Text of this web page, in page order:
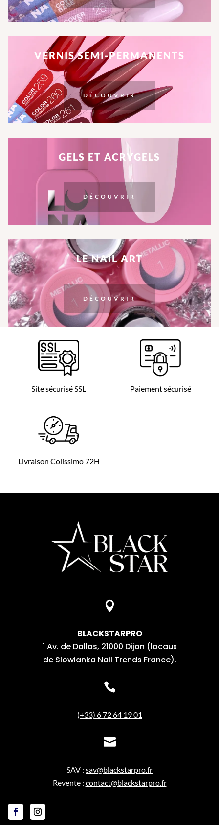
VERNIS SEMI-PERMANENTS
DÉCOUVRIR
GELS ET ACRYGELS
DÉCOUVRIR
LE NAIL ART
DÉCOUVRIR
Site sécurisé SSL Paiement sécurisé
Livraison Colissimo 72H

BLACKSTARPRO
1 Av. de Dallas, 21000 Dijon (locaux
de Slowianka Nail Trends France).

(+33) 6 72 64 19 01

SAV : sav@blackstarpro.fr
Revente : contact@blackstarpro.fr